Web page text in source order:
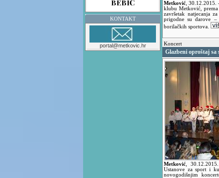
KONTAKT
portal@metkovic.hr
Metković 30.12.2015.
klubu Metković,
završetak natjecanja
prigodne su darove
borilačkih sportova.
Koncert
Glazbeni oproštaj sa
Metković
Ustanove za sport i
novogodišnjim